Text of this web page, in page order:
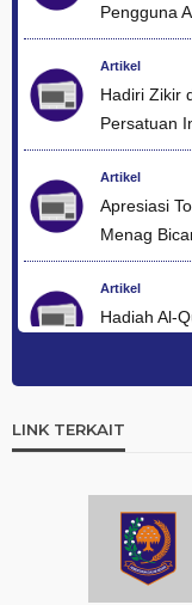
Pengguna
Artikel
Hadiri Zikir
Persatuan
Artikel
Apresiasi
Menag
Artikel
Hadiah Al-
Ini Teks
Protestan di
Artikel
Paduan
Indonesia
LINK TERKAIT